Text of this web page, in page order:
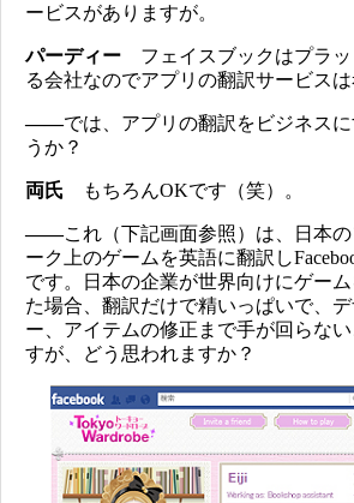
ービスがありますが。
パーディー フェイスブックはプラ
る会社なのでアプリの翻訳サービスは
――では、アプリの翻訳をビジネス
うか？
両氏 もちろんOKです（笑）。
――これ（下記画面参照）は、日本
ーク上のゲームを英語に翻訳し
です。日本の企業が世界向けにゲー
た場合、翻訳だけで精いっぱいで、
ー、アイテムの修正まで手が回らな
すが、どう思われますか？